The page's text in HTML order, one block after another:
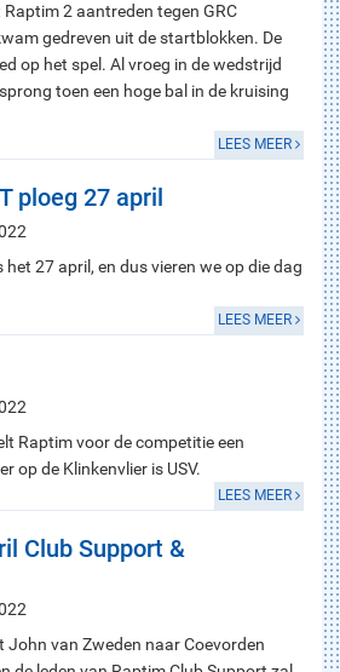
2 aantreden tegen GRC
gedreven uit de startblokken. De
op het spel. Al vroeg in de wedstrijd
toen een hoge bal in de kruising
LEES MEER
ploeg 27 april
27 april, en dus vieren we op die dag
LEES MEER
Raptim voor de competitie een
op de Klinkenvlier is USV.
LEES MEER
Club Support &
van Zweden naar Coevorden